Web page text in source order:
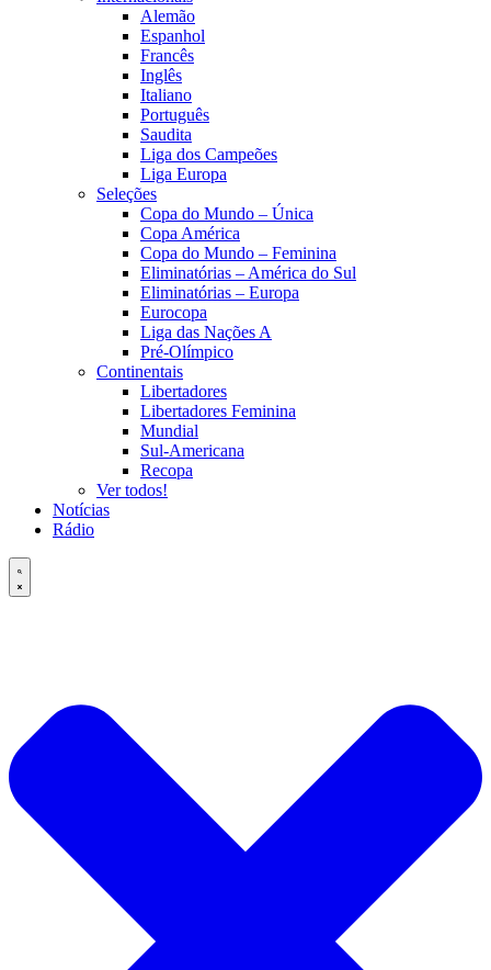
Alemão
Espanhol
Francês
Inglês
Italiano
Português
Saudita
Liga dos Campeões
Liga Europa
Seleções
Copa do Mundo – Única
Copa América
Copa do Mundo – Feminina
Eliminatórias – América do Sul
Eliminatórias – Europa
Eurocopa
Liga das Nações A
Pré-Olímpico
Continentais
Libertadores
Libertadores Feminina
Mundial
Sul-Americana
Recopa
Ver todos!
Notícias
Rádio